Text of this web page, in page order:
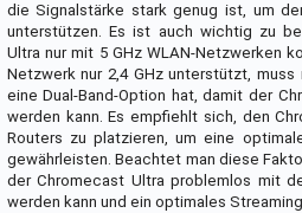
die Signalstärke stark genug ist, um
unterstützen. Es ist auch wichtig zu
Ultra nur mit 5 GHz WLAN-Netzwerken
Netzwerk nur 2,4 GHz unterstützt,
eine Dual-Band-Option hat, damit der
werden kann. Es empfiehlt sich, den
Routers zu platzieren, um eine
gewährleisten. Beachtet man diese
der Chromecast Ultra problemlos mit
werden kann und ein optimales